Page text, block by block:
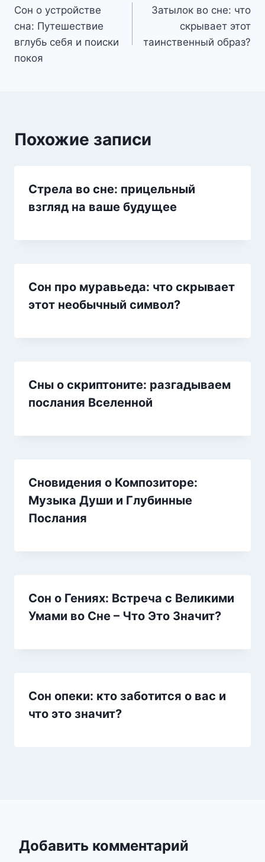
по
записям
Сон о устройстве
сна: Путешествие
вглубь себя и поиски
покоя
Затылок во сне: что
скрывает этот
таинственный образ?
Похожие записи
Стрела во сне: прицельный
взгляд на ваше будущее
Сон про муравьеда: что скрывает
этот необычный символ?
Сны о скриптоните: разгадываем
послания Вселенной
Сновидения о Композиторе:
Музыка Души и Глубинные
Послания
Сон о Гениях: Встреча с Великими
Умами во Сне – Что Это Значит?
Сон опеки: кто заботится о вас и
что это значит?
Добавить комментарий